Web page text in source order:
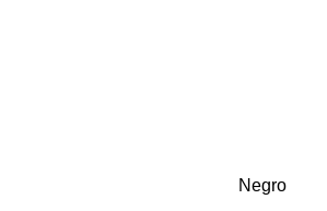
Negro